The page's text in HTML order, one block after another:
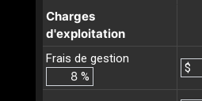
Charges
d'exploitation
Frais de gestion
%
$